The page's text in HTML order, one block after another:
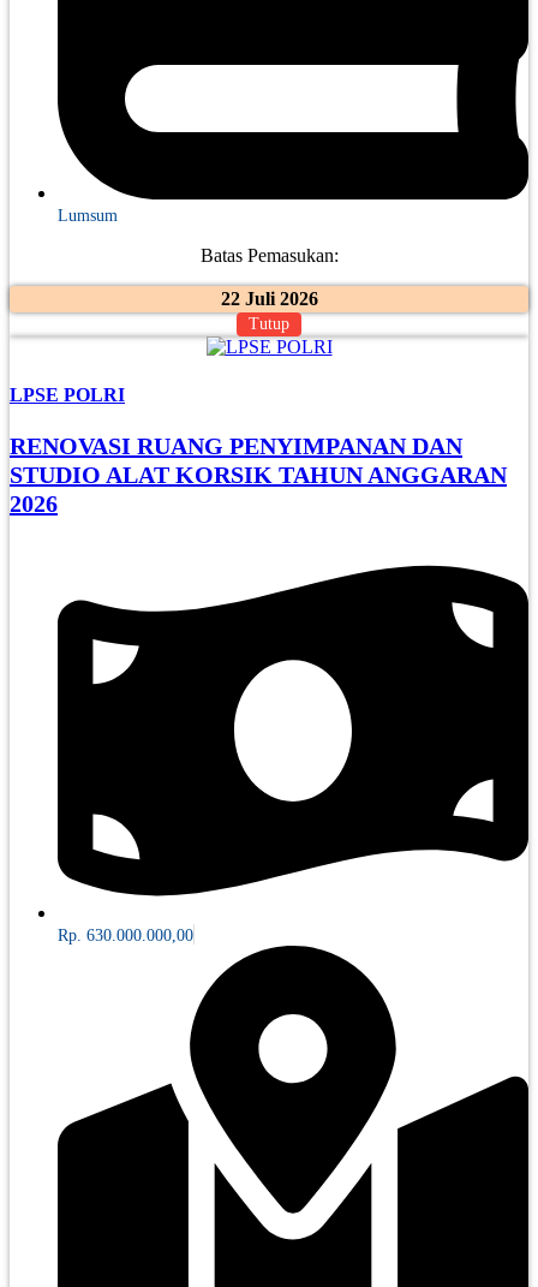
Lumsum
Batas Pemasukan:
22 Juli 2026
Tutup
LPSE POLRI
RENOVASI RUANG PENYIMPANAN DAN
STUDIO ALAT KORSIK TAHUN ANGGARAN
2026
Rp. 630.000.000,00